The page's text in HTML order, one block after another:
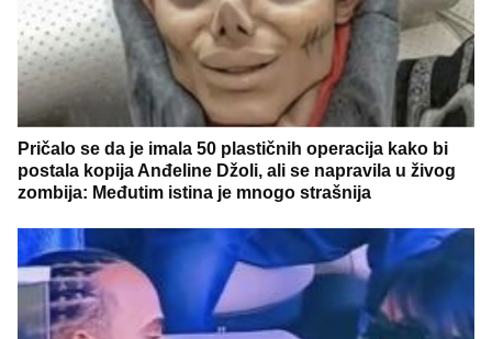
Pričalo se da je imala 50 plastičnih operacija kako bi
postala kopija Anđeline Džoli, ali se napravila u živog
zombija: Međutim istina je mnogo strašnija